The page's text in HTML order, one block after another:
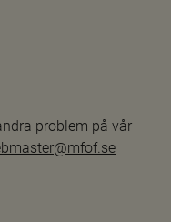
problem på vår